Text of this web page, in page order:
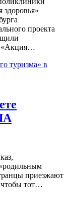
проекта
«Акция…
приезжают
чтобы тот…